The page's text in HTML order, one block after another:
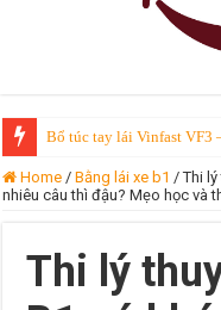
Bổ túc tay lái Vinfast VF3
Home / Bằng lái xe b1 / Thi
nhiêu câu thì đậu? Mẹo học và
Thi lý